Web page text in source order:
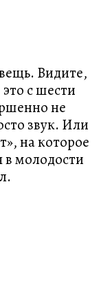
Видите,
с шести
не
звук. Или
на которое
в молодости